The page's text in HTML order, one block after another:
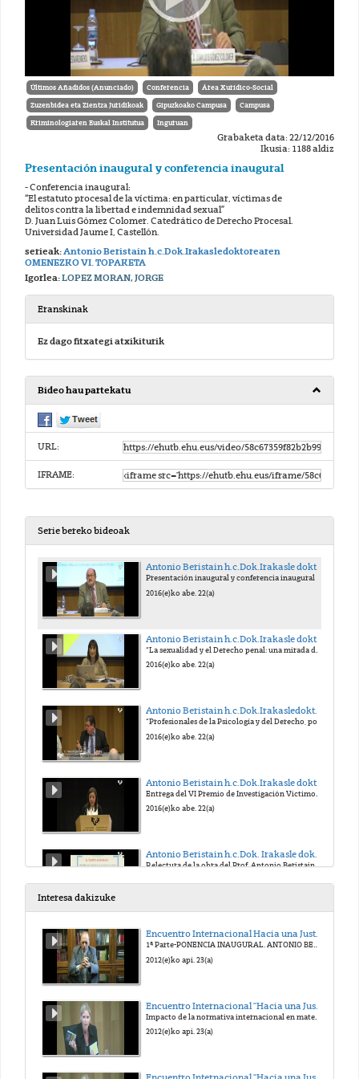
Últimos Añadidos (Anunciado) Conferencia Área Xurídico-Social
Zuzenbidea eta Zientza Juridikoak Gipuzkoako Campusa Campusa
Kriminologiaren Euskal Institutua Inguruan
Grabaketa data: 22/12/2016
Ikusia: 1188 aldiz
Presentación inaugural y conferencia inaugural
- Conferencia inaugural:
“El estatuto procesal de la víctima: en particular, víctimas de
delitos contra la libertad e indemnidad sexual”
D. Juan Luis Gómez Colomer. Catedrático de Derecho Procesal.
Universidad Jaume I, Castellón.
serieak:Antonio Beristain h.c.Dok.Irakasledoktorearen
OMENEZKO VI. TOPAKETA
Igorlea:LOPEZ MORAN, JORGE
Eranskinak
Ez dago fitxategi atxikiturik
Bideo hau partekatu
URL:
IFRAME:
Serie bereko bideoak
Antonio Beristain h.c.Dok.Irakasle doktorearen OMENEZKO VI. TOPAKETA
Presentación inaugural y conferencia inaugural
2016(e)ko abe. 22(a)
“La sexualidad y el Derecho penal: una mirada desde la Psicología humanista y la Historia del control social”
2016(e)ko abe. 22(a)
Antonio Beristain h.c.Dok.Irakasledoktorearen OMENEZKO VI. TOPAKETA
2016(e)ko abe. 22(a)
Entrega del VI Premio de Investigación Victimológica “Antonio Beristain”. Subvencionado por el Departamento de Educación, Política Lingüística y Cultu
2016(e)ko abe. 22(a)
Antonio Beristain h.c.Dok. Irakasle doktorearen OMENEZKO VI. TOPAKETA
Relectura de la obra del Prof. Antonio Beristain por los estudiantes de Criminología, sobre: “Eutanasia: Reflexiones generales al hilo del estudio de
Gromming y sexting en adolescentes
2016(e)ko abe. 22(a)
Interesa dakizuke
Encuentro Internacional Hacia una Justicia Victimal. Homenaje al Prof. Antonio Beristain
1ª Parte-PONENCIA INAUGURAL. ANTONIO BERISTAIN. UN VIVO RECUERDO.
2012(e)ko api. 23(a)
Impacto de la normativa internacional en materia de víctimas de delitos graves, especialmente de terrorismo y de abuso de poder
2012(e)ko api. 23(a)